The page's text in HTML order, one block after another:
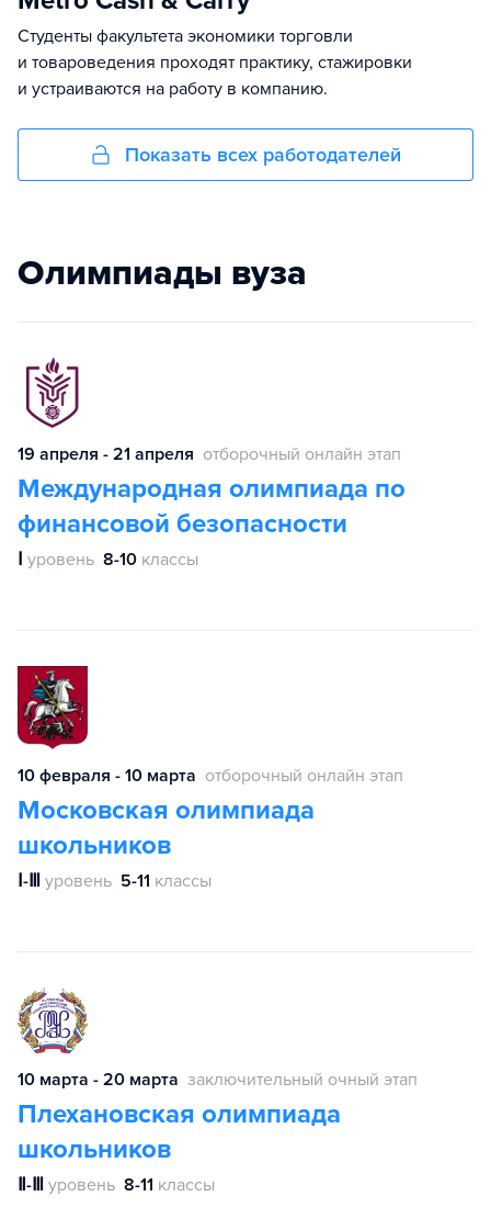
Студенты факультета экономики торговли
и товароведения проходят практику, стажировки
и устраиваются на работу в компанию.
Показать всех работодателей
Олимпиады вуза
19 апреля - 21 апреля отборочный онлайн этап
Международная олимпиада по
финансовой безопасности
Ⅰ уровень 8-10 классы
10 февраля - 10 марта отборочный онлайн этап
Московская олимпиада
школьников
Ⅰ-Ⅲ уровень 5-11 классы
10 марта - 20 марта заключительный очный этап
Плехановская олимпиада
школьников
Ⅱ-Ⅲ уровень 8-11 классы